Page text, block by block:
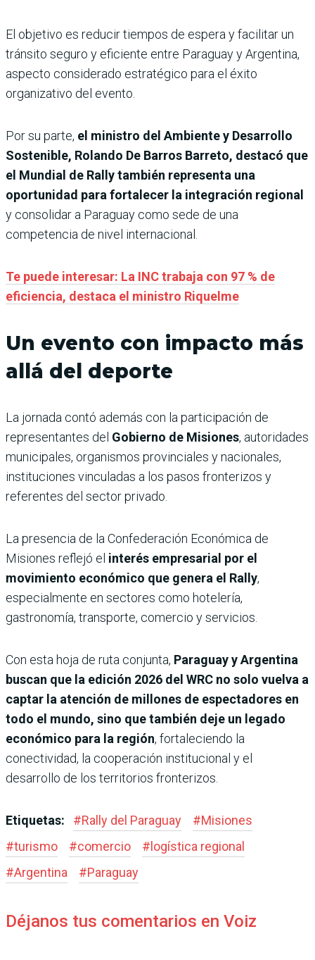
El objetivo es reducir tiempos de espera y facilitar un
tránsito seguro y eficiente entre Paraguay y Argentina,
aspecto considerado estratégico para el éxito
organizativo del evento.
Por su parte, el ministro del Ambiente y Desarrollo
Sostenible, Rolando De Barros Barreto, destacó que
el Mundial de Rally también representa una
oportunidad para fortalecer la integración regional
y consolidar a Paraguay como sede de una
competencia de nivel internacional.
Te puede interesar: La INC trabaja con 97 % de
eficiencia, destaca el ministro Riquelme
Un evento con impacto más
allá del deporte
La jornada contó además con la participación de
representantes del Gobierno de Misiones, autoridades
municipales, organismos provinciales y nacionales,
instituciones vinculadas a los pasos fronterizos y
referentes del sector privado.
La presencia de la Confederación Económica de
Misiones reflejó el interés empresarial por el
movimiento económico que genera el Rally,
especialmente en sectores como hotelería,
gastronomía, transporte, comercio y servicios.
Con esta hoja de ruta conjunta, Paraguay y Argentina
buscan que la edición 2026 del WRC no solo vuelva a
captar la atención de millones de espectadores en
todo el mundo, sino que también deje un legado
económico para la región, fortaleciendo la
conectividad, la cooperación institucional y el
desarrollo de los territorios fronterizos.
Etiquetas: #Rally del Paraguay #Misiones
#turismo #comercio # logística regional
#Argentina #Paraguay
Déjanos tus comentarios en Voiz